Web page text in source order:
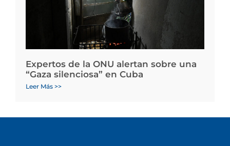
Expertos de la ONU alertan sobre una
“Gaza silenciosa” en Cuba
Leer Más >>